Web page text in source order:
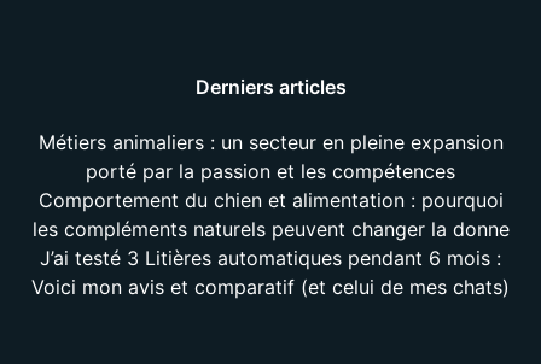
Derniers articles
Métiers animaliers : un secteur en pleine expansion
porté par la passion et les compétences
Comportement du chien et alimentation : pourquoi
les compléments naturels peuvent changer la donne
J’ai testé 3 Litières automatiques pendant 6 mois :
Voici mon avis et comparatif (et celui de mes chats)